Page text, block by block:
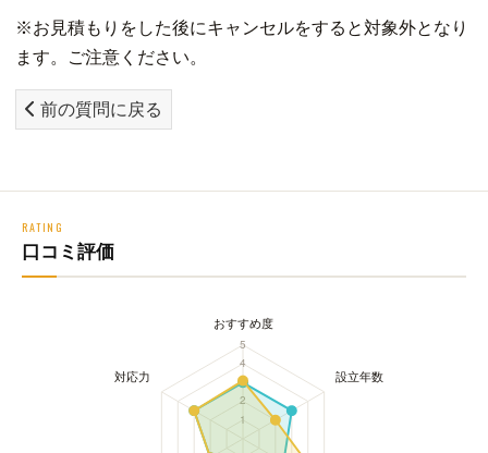
※お見積もりをした後にキャンセルをすると対象外となり
ます。ご注意ください。
前の質問に戻る
RATING
口コミ評価